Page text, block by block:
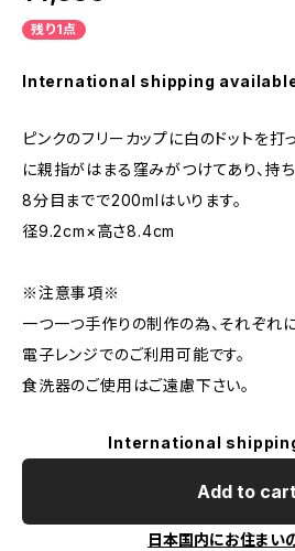
残り1点
International shipping
ピンクのフリーカップに白のドットを打
に親指がはまる窪みがつけてあり、持ち
8分目までで200mlはいります。
径9.2cm×高さ8.4cm
※注意事項※
一つ一つ手作りの制作の為、それぞれ
電子レンジでのご利用可能です。
食洗器のご使用はご遠慮下さい。
International
Add to
日本国内にお住まい